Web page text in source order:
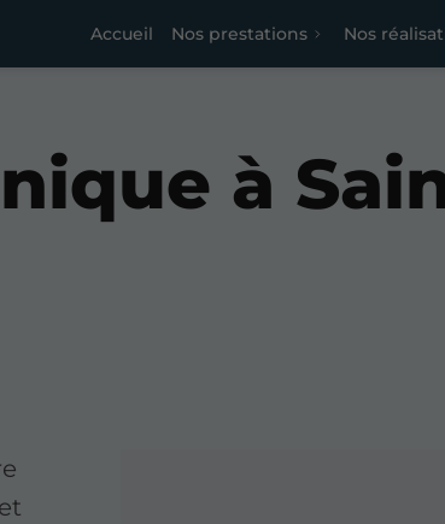
Accueil Nos prestations Nos
à